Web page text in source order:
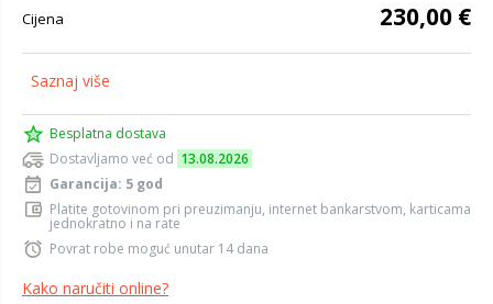
Cijena 230,00 €
Saznaj više
Besplatna dostava
Dostavljamo već od 13.08.2026
Garancija: 5 god
Platite gotovinom pri preuzimanju, internet bankarstvom, karticama
jednokratno i na rate
Povrat robe moguć unutar 14 dana
Kako naručiti online?